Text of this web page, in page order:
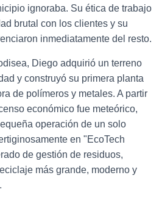
ignoraba. Su ética de trabajo
brutal con los clientes y su
inmediatamente del resto.
Diego adquirió un terreno
y construyó su primera planta
de polímeros y metales. A partir
económico fue meteórico,
operación de un solo
en "EcoTech
de gestión de residuos,
más grande, moderno y